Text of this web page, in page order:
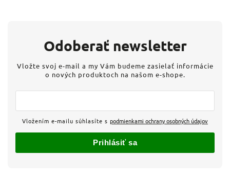
Odoberať newsletter
Vložte svoj e-mail a my Vám budeme zasielať informácie
o nových produktoch na našom e-shope.
Vložením e-mailu súhlasíte s podmienkami ochrany osobných údajov
Prihlásiť sa